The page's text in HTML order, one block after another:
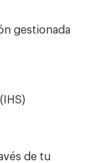
gestionada
de tu